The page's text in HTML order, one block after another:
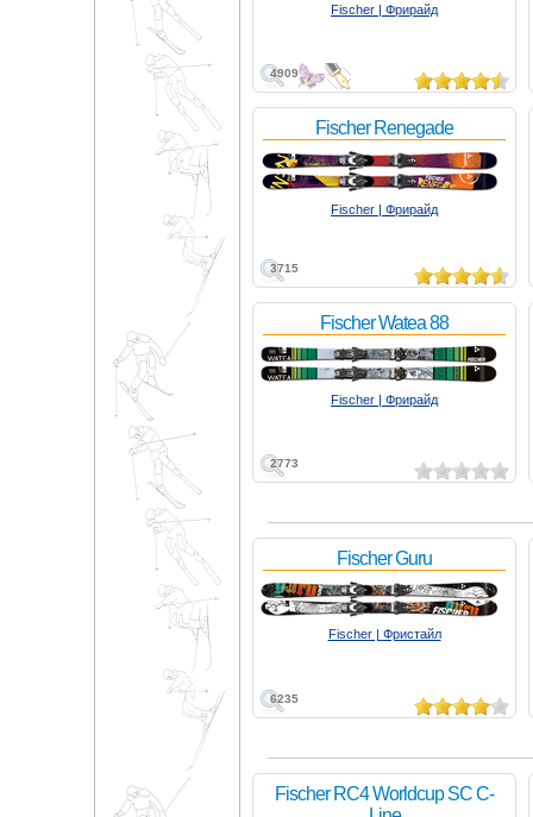
4909
Fischer | Фрирайд
3715
Fischer Renegade
Fischer | Фрирайд
2773
Fischer Watea 88
Fischer | Фрирайд
6235
Fischer Guru
Fischer | Фристайл
Fischer RC4 Worldcup SC C-